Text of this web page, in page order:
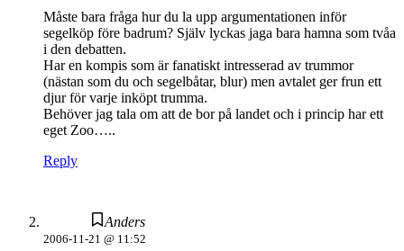
Måste bara fråga hur du la upp argumentationen inför
segelköp före badrum? Själv lyckas jaga bara hamna som tvåa
i den debatten.
Har en kompis som är fanatiskt intresserad av trummor
(nästan som du och segelbåtar, blur) men avtalet ger frun ett
djur för varje inköpt trumma.
Behöver jag tala om att de bor på landet och i princip har ett
eget Zoo…..
Reply
Anders
2006-11-21 @ 11:52